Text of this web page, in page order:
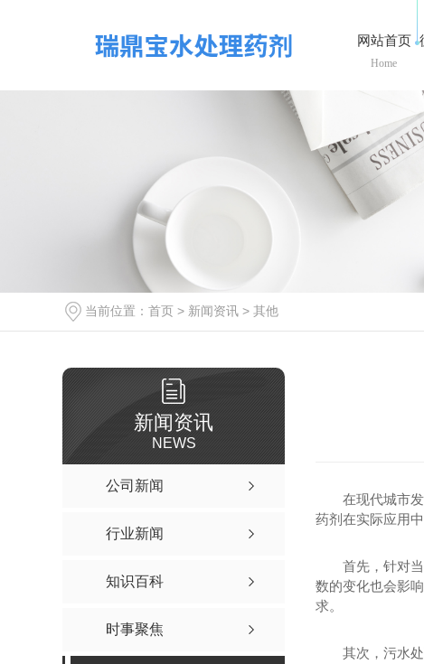
网站首页
Home
当前位置： 首页 > 新闻资讯 > 其他
新闻资讯
NEWS
公司新闻
行业新闻
知识百科
时事聚焦
在现代城市
药剂在实际应用
首先，针对
数的变化也会影
求。
其次，污水